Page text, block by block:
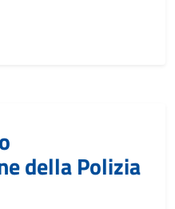
della Polizia